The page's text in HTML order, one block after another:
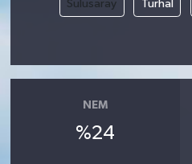
Sulusaray Turhal
NEM
%24